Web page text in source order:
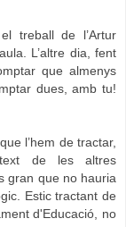
treball de l’Artur
L’altre dia, fent
que almenys
dues, amb tu!
l’hem de tractar,
de les altres
gran que no hauria
Estic tractant de
d'Educació, no